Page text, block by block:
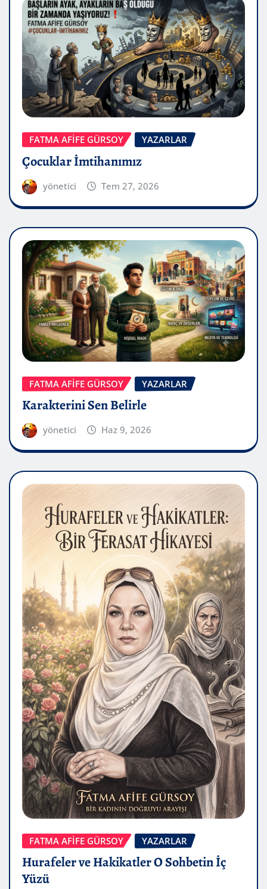
FATMA AFİFE GÜRSOY YAZARLAR
Çocuklar İmtihanımız
yönetici Tem 27, 2026
FATMA AFİFE GÜRSOY YAZARLAR
Karakterini Sen Belirle
yönetici Haz 9, 2026
FATMA AFİFE GÜRSOY YAZARLAR
Hurafeler ve Hakikatler O Sohbetin İç
Yüzü